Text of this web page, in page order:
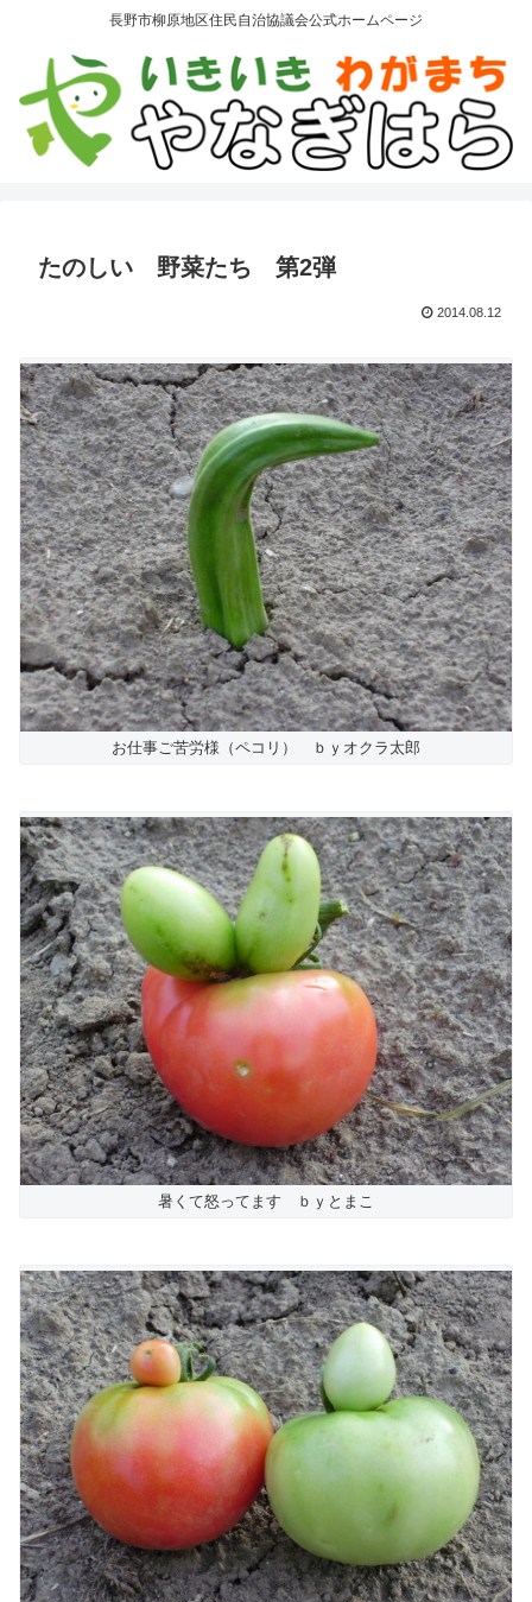
長野市柳原地区住民自治協議会公式ホームページ
たのしい 野菜たち 第2弾
2014.08.12
お仕事ご苦労様（ペコリ） ｂｙオクラ太郎
暑くて怒ってます ｂｙとまこ